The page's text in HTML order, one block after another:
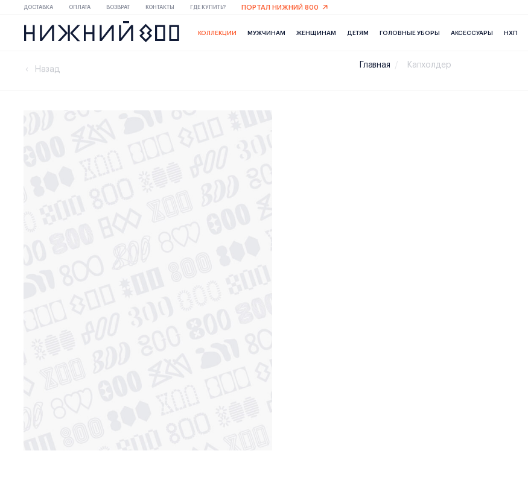
ДОСТАВКА ОПЛАТА ВОЗВРАТ КОНТАКТЫ ГДЕ КУПИТЬ? ПОРТАЛ НИЖНИЙ 800
КОЛЛЕКЦИИ МУЖЧИНАМ ЖЕНЩИНАМ ДЕТЯМ ГОЛОВНЫЕ УБОРЫ АКСЕССУАРЫ НХП
Назад Главная Капхолдер